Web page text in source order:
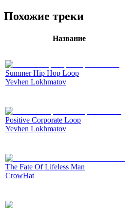
Похожие треки
Название
Summer Hip Hop Loop
Yevhen Lokhmatov
Positive Corporate Loop
Yevhen Lokhmatov
The Fate Of Lifeless Man
CrowHat